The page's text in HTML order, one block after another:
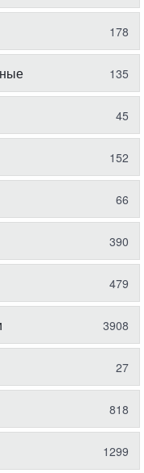
178
135
45
152
66
390
479
3908
27
818
1299